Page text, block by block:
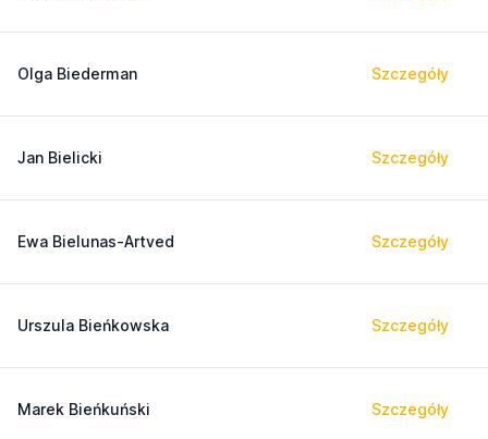
Olga Biederman Szczegóły
Jan Bielicki Szczegóły
Ewa Bielunas-Artved Szczegóły
Urszula Bieńkowska Szczegóły
Marek Bieńkuński Szczegóły